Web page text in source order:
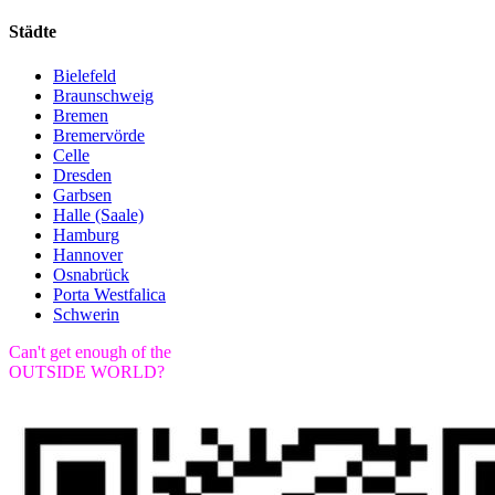
Städte
Bielefeld
Braunschweig
Bremen
Bremervörde
Celle
Dresden
Garbsen
Halle (Saale)
Hamburg
Hannover
Osnabrück
Porta Westfalica
Schwerin
Can't get enough of the
OUTSIDE WORLD?